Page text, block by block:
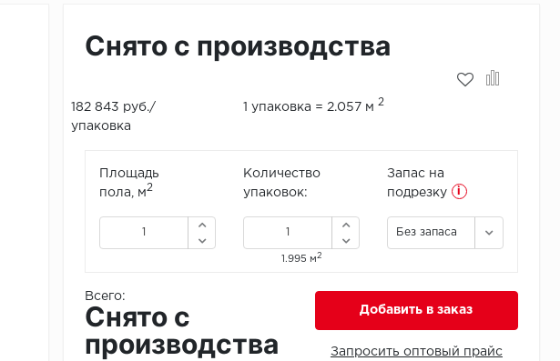
Снято с производства
182 843 руб./
упаковка
1 упаковка = 2.057 м 2
Площадь
пола, м2
Количество
упаковок:
1.995 м2
Запас на
подрезку
i
Без запаса
Всего:
Снято с
производства
Добавить в заказ
Запросить оптовый прайс